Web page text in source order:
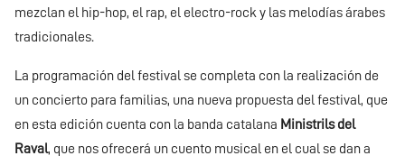
mezclan el hip-hop, el rap, el electro-rock y las melodías árabes
tradicionales.
La programación del festival se completa con la realización de
un concierto para familias, una nueva propuesta del festival, que
en esta edición cuenta con la banda catalana Ministrils del
Raval, que nos ofrecerá un cuento musical en el cual se dan a